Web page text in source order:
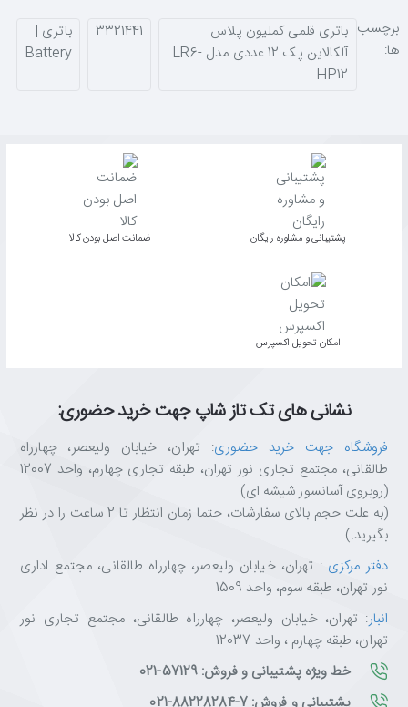
بسته‌بندی شرینک اقتصادی با نمایشگر فروشگاهیبرچسب
ها:
باتری قلمی کملیون پلاس
آلکالاین پک 12 عددی مدل LR6-
HP12
3321441
باتری |
Battery
پشتیبانی و مشاوره رایگان ﺿﻤﺎﻧﺖ اﺻﻞ ﺑﻮدن ﮐﺎﻟﺎ
اﻣﮑﺎن ﺗﺤﻮﯾﻞ اﮐﺴﭙﺮس
نشانی های تک تاز شاپ جهت خرید حضوری:
فروشگاه جهت خرید حضوری: تهران، خیابان ولیعصر، چهارراه
طالقانی، مجتمع تجاری نور تهران، طبقه تجاری چهارم، واحد 12007
(روبروی آسانسور شیشه ای)
(به علت حجم بالای سفارشات، حتما زمان انتظار تا 2 ساعت را در نظر
بگیرید.)
دفتر مرکزی : تهران، خیابان ولیعصر، چهارراه طالقانی، مجتمع اداری
نور تهران، طبقه سوم، واحد 1509
انبار: تهران، خیابان ولیعصر، چهارراه طالقانی، مجتمع تجاری نور
تهران، طبقه چهارم ، واحد 12037
خط ویژه پشتیبانی و فروش: 57129-021